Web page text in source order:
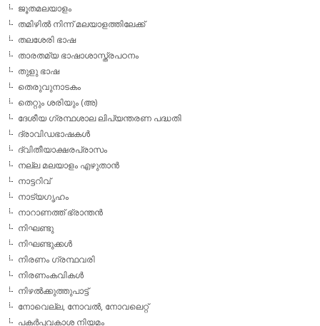
ജൂതമലയാളം
തമിഴില്‍ നിന്ന് മലയാളത്തിലേക്ക്
തലശേരി ഭാഷ
താരതമ്യ ഭാഷാശാസ്ത്രപഠനം
തുളു ഭാഷ
തെരുവുനാടകം
തെറ്റും ശരിയും (അ)
ദേശീയ ഗ്രന്ഥശാല ലിപ്യന്തരണ പദ്ധതി
ദ്രാവിഡഭാഷകള്‍
ദ്വിതീയാക്ഷരപ്രാസം
നല്ല മലയാളം എഴുതാന്‍
നാട്ടറിവ്
നാട്യഗൃഹം
നാറാണത്ത് ഭ്രാന്തന്‍
നിഘണ്ടു
നിഘണ്ടുക്കള്‍
നിരണം ഗ്രന്ഥവരി
നിരണംകവികള്‍
നിഴല്‍ക്കുത്തുപാട്ട്
നോവെല്ല, നോവല്‍, നോവലെറ്റ്
പകര്‍പ്പവകാശ നിയമം